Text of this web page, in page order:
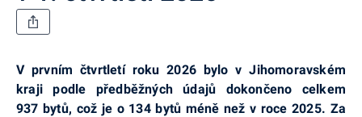
V prvním čtvrtletí roku 2026 bylo v Jihomoravském
kraji podle předběžných údajů dokončeno celkem
937 bytů, což je o 134 bytů méně než v roce 2025. Za